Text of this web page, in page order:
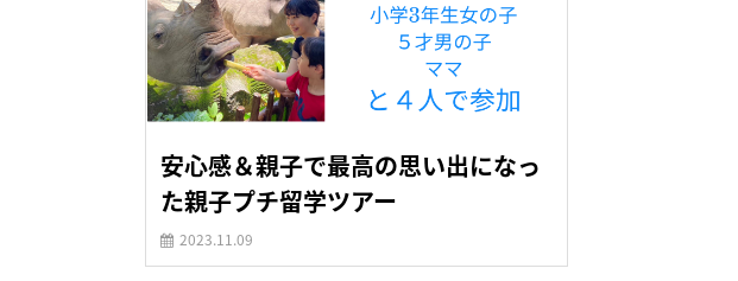
安心感＆親子で最高の思い出になっ
た親子プチ留学ツアー
2023.11.09